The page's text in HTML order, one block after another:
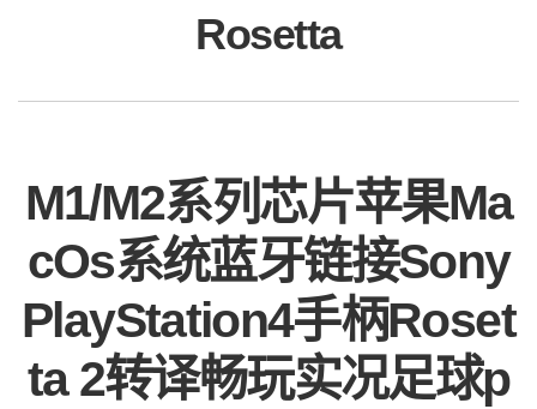
Rosetta
M1/M2系列芯片苹果Ma
cOs系统蓝牙链接Sony
PlayStation4手柄Roset
ta 2转译畅玩实况足球p